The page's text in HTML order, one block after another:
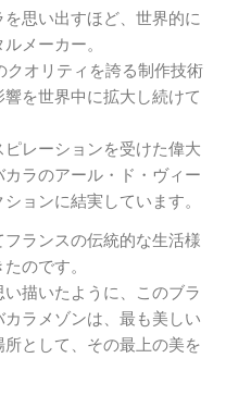
思い出すほど、世界的に
メーカー。
クオリティを誇る制作技術
を世界中に拡大し続けて
レーションを受けた偉大
ラのアール・ド・ヴィー
ョンに結実しています。
ランスの伝統的な生活様
のです。
描いたように、このブラ
ラメゾンは、最も美しい
として、その最上の美を